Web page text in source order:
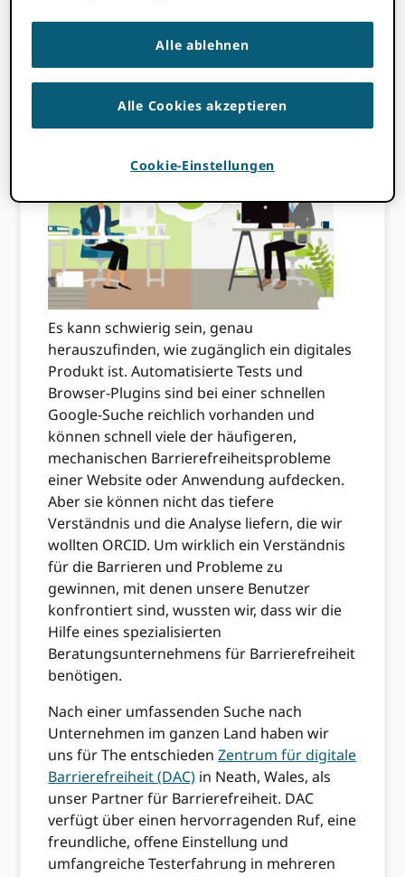
zugänglicher als je zuvor. Wir wissen, dass
viele der 8.5 Millionen Benutzer aktiv damit
interagieren ORCID Aufzeichnungen stoßen
und Pflege dieser Aufzeichnungen.
Es kann schwierig sein, genau
herauszufinden, wie zugänglich ein digitales
Produkt ist. Automatisierte Tests und
Browser-Plugins sind bei einer schnellen
Google-Suche reichlich vorhanden und
können schnell viele der häufigeren,
mechanischen Barrierefreiheitsprobleme
einer Website oder Anwendung aufdecken.
Aber sie können nicht das tiefere
Verständnis und die Analyse liefern, die wir
wollten ORCID. Um wirklich ein Verständnis
für die Barrieren und Probleme zu
gewinnen, mit denen unsere Benutzer
konfrontiert sind, wussten wir, dass wir die
Hilfe eines spezialisierten
Beratungsunternehmens für Barrierefreiheit
benötigen.
Nach einer umfassenden Suche nach
Unternehmen im ganzen Land haben wir
uns für The entschiedenZentrum für digitale
Barrierefreiheit (DAC) in Neath, Wales, als
unser Partner für Barrierefreiheit. DAC
verfügt über einen hervorragenden Ruf, eine
freundliche, offene Einstellung und
umfangreiche Testerfahrung in mehreren
Alle ablehnen
Alle Cookies akzeptieren
Cookie-Einstellungen